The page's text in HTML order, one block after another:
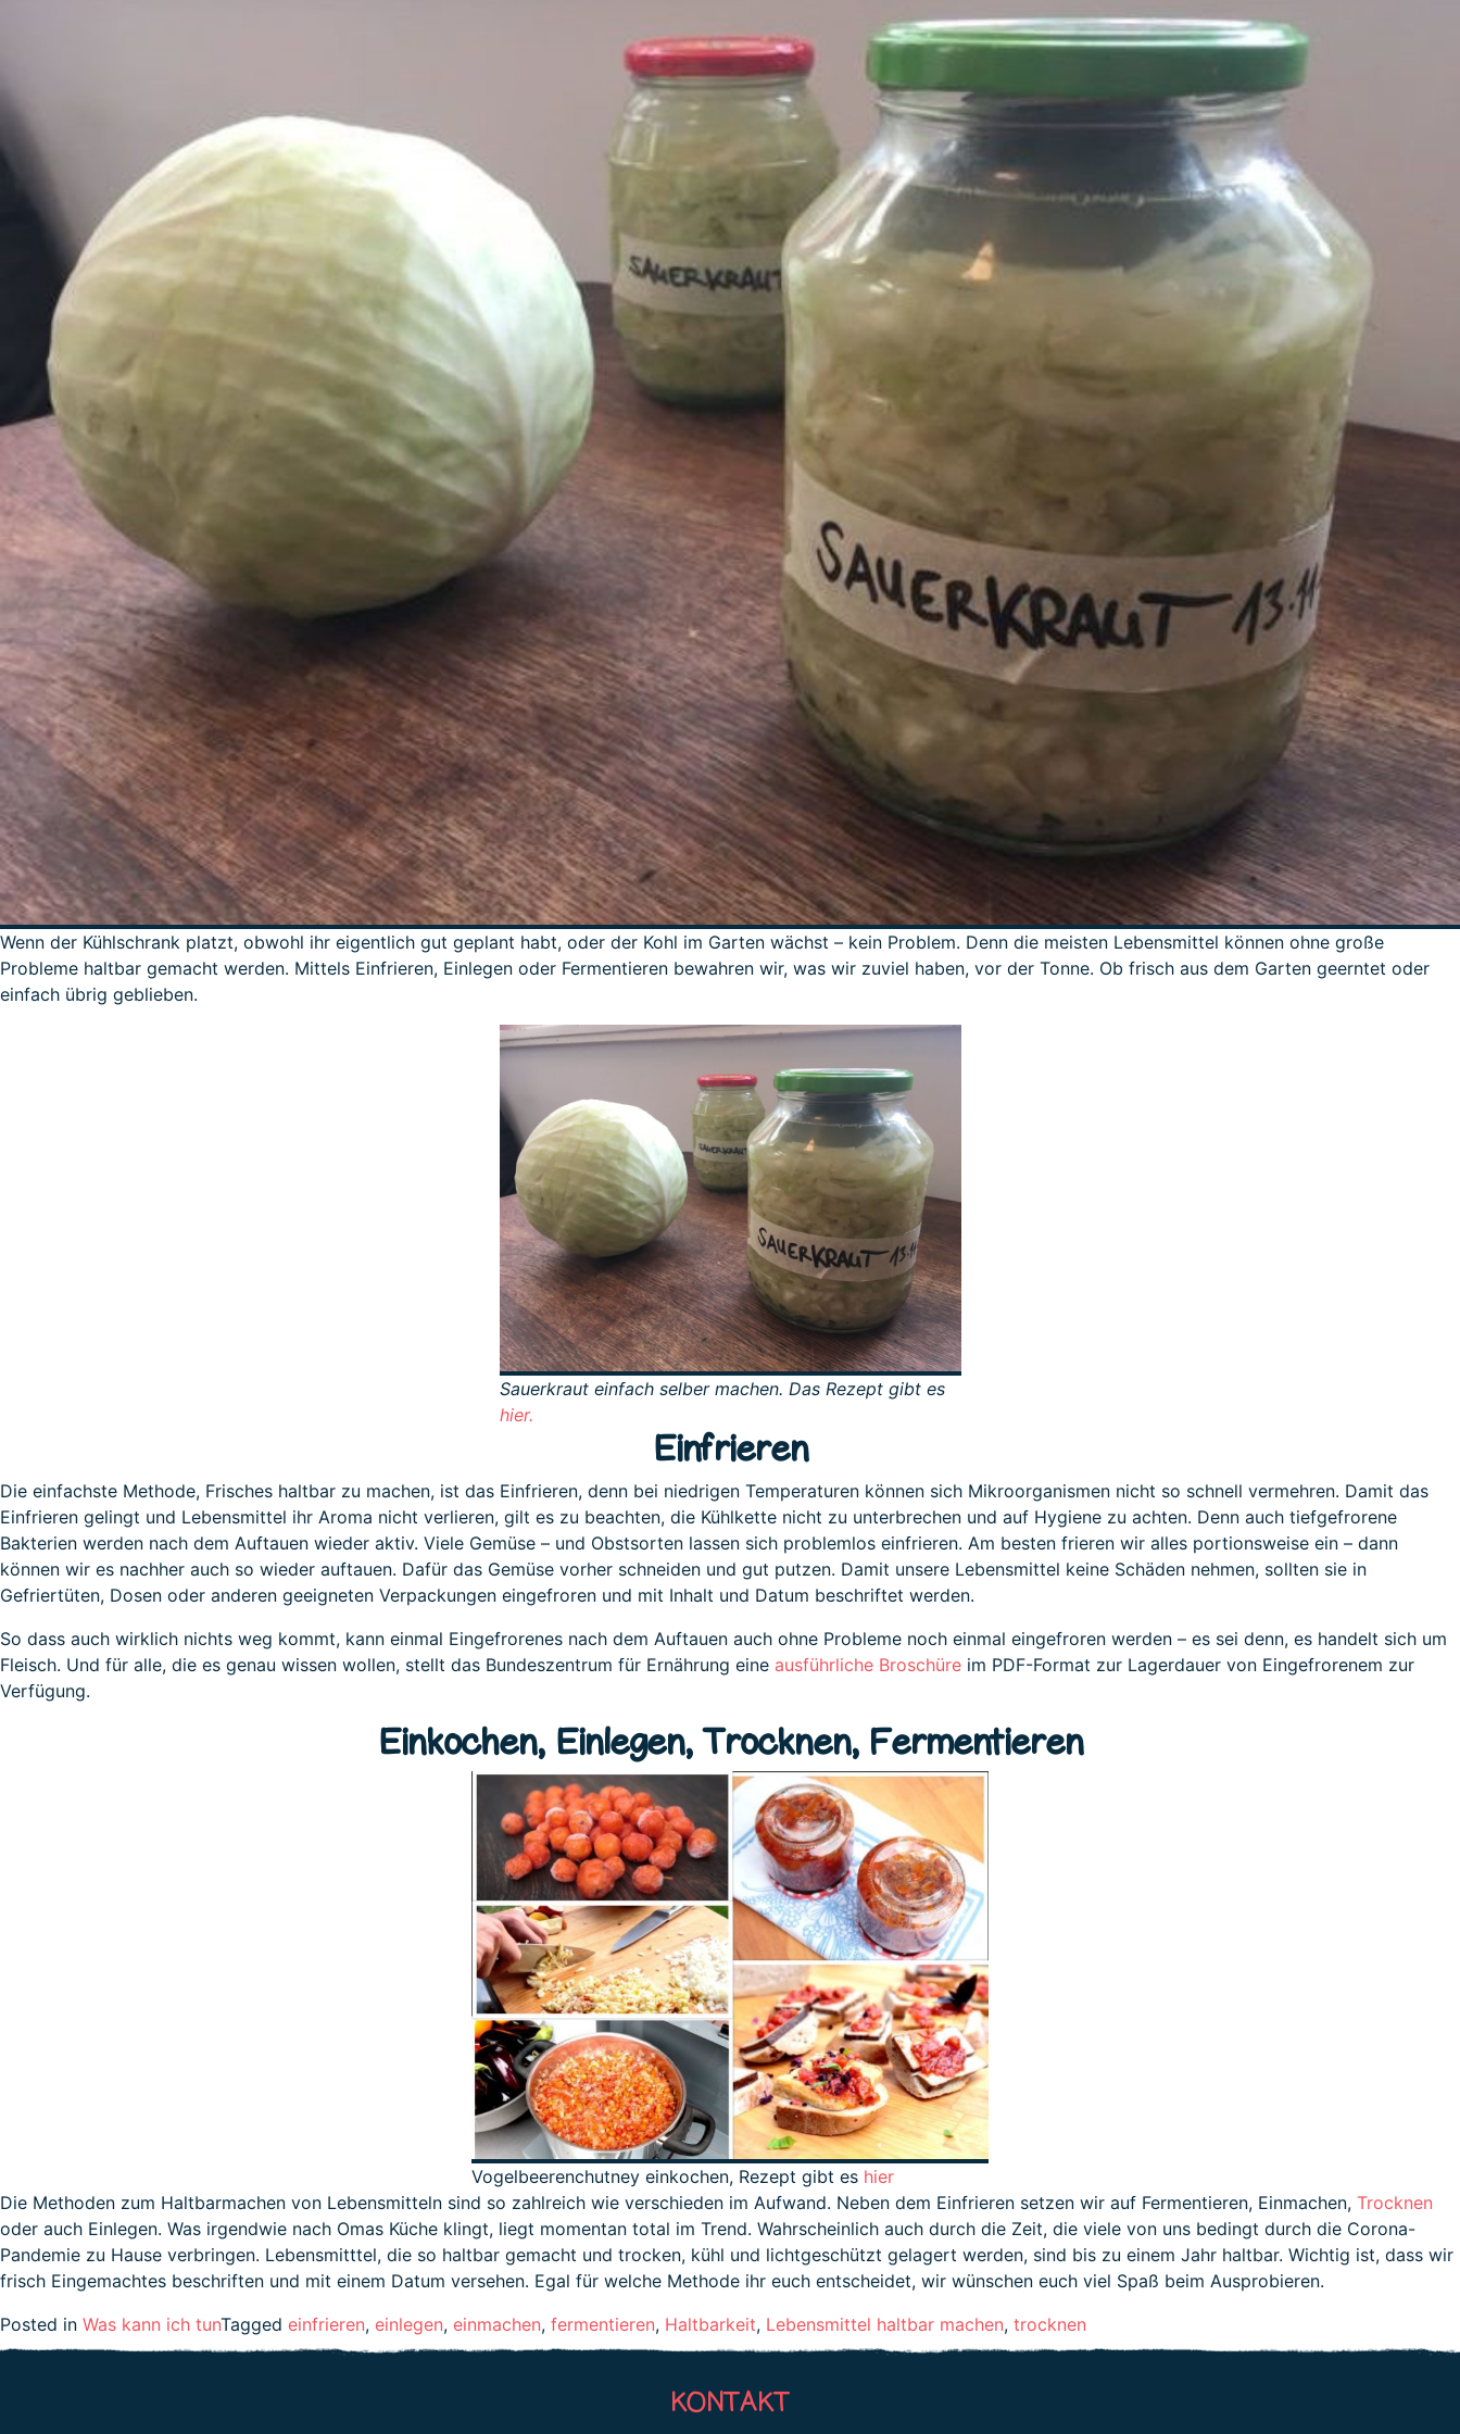
Wenn der Kühlschrank platzt, obwohl ihr eigentlich gut geplant habt, oder der Kohl im Garten wächst – kein Problem. Denn die meisten Lebensmittel können ohne große
Probleme haltbar gemacht werden. Mittels Einfrieren, Einlegen oder Fermentieren bewahren wir, was wir zuviel haben, vor der Tonne. Ob frisch aus dem Garten geerntet oder
einfach übrig geblieben.
Sauerkraut einfach selber machen. Das Rezept gibt es
hier.
Einfrieren
Die einfachste Methode, Frisches haltbar zu machen, ist das Einfrieren, denn bei niedrigen Temperaturen können sich Mikroorganismen nicht so schnell vermehren. Damit das
Einfrieren gelingt und Lebensmittel ihr Aroma nicht verlieren, gilt es zu beachten, die Kühlkette nicht zu unterbrechen und auf Hygiene zu achten. Denn auch tiefgefrorene
Bakterien werden nach dem Auftauen wieder aktiv. Viele Gemüse – und Obstsorten lassen sich problemlos einfrieren. Am besten frieren wir alles portionsweise ein – dann
können wir es nachher auch so wieder auftauen. Dafür das Gemüse vorher schneiden und gut putzen. Damit unsere Lebensmittel keine Schäden nehmen, sollten sie in
Gefriertüten, Dosen oder anderen geeigneten Verpackungen eingefroren und mit Inhalt und Datum beschriftet werden.
So dass auch wirklich nichts weg kommt, kann einmal Eingefrorenes nach dem Auftauen auch ohne Probleme noch einmal eingefroren werden – es sei denn, es handelt sich um
Fleisch. Und für alle, die es genau wissen wollen, stellt das Bundeszentrum für Ernährung eine ausführliche Broschüre im PDF-Format zur Lagerdauer von Eingefrorenem zur
Verfügung.
Einkochen, Einlegen, Trocknen, Fermentieren
Vogelbeerenchutney einkochen, Rezept gibt es hier
Die Methoden zum Haltbarmachen von Lebensmitteln sind so zahlreich wie verschieden im Aufwand. Neben dem Einfrieren setzen wir auf Fermentieren, Einmachen, Trocknen
oder auch Einlegen. Was irgendwie nach Omas Küche klingt, liegt momentan total im Trend. Wahrscheinlich auch durch die Zeit, die viele von uns bedingt durch die Corona-
Pandemie zu Hause verbringen. Lebensmitttel, die so haltbar gemacht und trocken, kühl und lichtgeschützt gelagert werden, sind bis zu einem Jahr haltbar. Wichtig ist, dass wir
frisch Eingemachtes beschriften und mit einem Datum versehen. Egal für welche Methode ihr euch entscheidet, wir wünschen euch viel Spaß beim Ausprobieren.
Posted in Was kann ich tunTagged einfrieren, einlegen, einmachen, fermentieren, Haltbarkeit, Lebensmittel haltbar machen, trocknen
KONTAKT